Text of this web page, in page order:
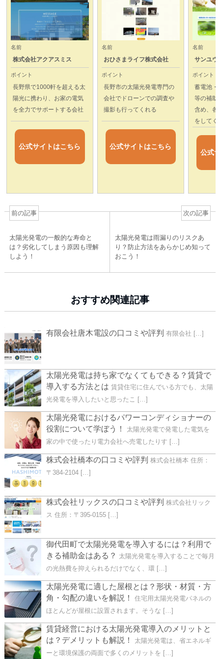
名前
株式会社アクアスミス
ポイント
長野県で1000軒を超える太
陽光に携わり、お家の電気
を全力でサポートする会社
公式サイトはこちら
名前
おひさまライフ株式会社
ポイント
長野市の太陽光発電専門の
会社でドローンでの調査や
撮影も行ってくれる
公式サイトはこちら
名前
サンユウ
ポイント
蓄電池・
等の補助
含め、各
をしてく
公式
前の記事
太陽光発電の一般的な寿命と
は？劣化してしまう原因も理解
しよう！
次の記事
太陽光発電は雨漏りのリスクあ
り？防止方法をあらかじめ知って
おこう！
おすすめ関連記事
有限会社唐木電設の口コミや評判 有限会社 […]
太陽光発電は持ち家でなくてもできる？賃貸で
導入する方法とは 賃貸住宅に住んでいる方でも、太陽
光発電を導入したいと思ったこ […]
太陽光発電におけるパワーコンディショナーの
役割について学ぼう！
太陽光発電で発電した電気を
家の中で使ったり電力会社へ売電したりす […]
株式会社橋本の口コミや評判 株式会社橋本 住所：
〒384-2104 […]
株式会社リックスの口コミや評判 株式会社リック
ス 住所：〒395-0155 […]
御代田町で太陽光発電を導入するには？利用で
きる補助金はある？
太陽光発電を導入することで毎月
の光熱費を抑えられるだけでなく、環 […]
太陽光発電に適した屋根とは？形状・材質・方
角・勾配の違いを解説！
住宅用太陽光発電パネルの
ほとんどが屋根に設置されます。そうな […]
賃貸経営における太陽光発電導入のメリットと
は？デメリットも解説！
太陽光発電は、省エネルギ
ーと環境保護の両面で多くのメリットを […]